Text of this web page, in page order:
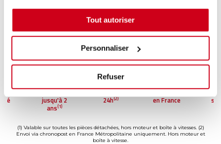
Tout autoriser
Personnaliser
Refuser
Garantie
jusqu'à 2
ans(1)
Livraison dès
24h(2)
Reconditionné
en France
(1) Valable sur toutes les pièces détachées, hors moteur et boîte à vitesses. (2)
Envoi via chronopost en France Métropolitaine uniquement. Hors moteur et
boîte à vitesse.